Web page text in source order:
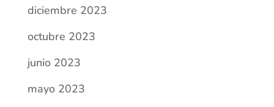
diciembre 2023
octubre 2023
junio 2023
mayo 2023